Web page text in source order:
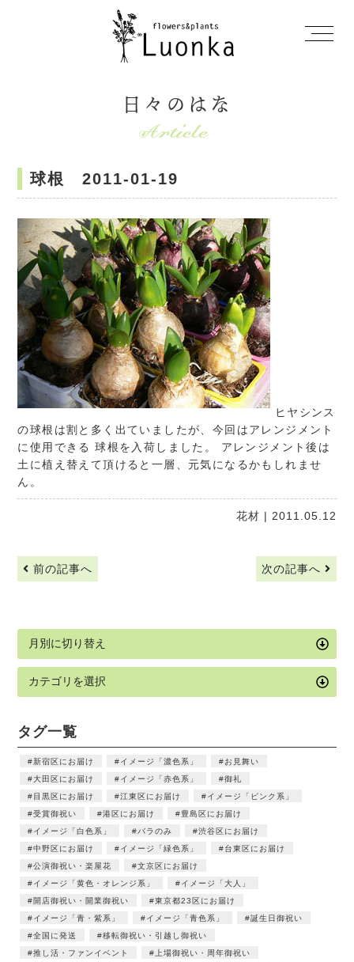
日々のはな
球根 2011-01-19
ヒヤシンス
の球根は割と多く出ていましたが、今回はアレンジメント
に使用できる 球根を入荷しました。 アレンジメント後は
土に植え替えて頂けると一層、元気になるかもしれませ
ん。
花材 | 2011.05.12
前の記事へ 次の記事へ
タグ一覧
新宿区にお届け イメージ「濃色系」
お見舞い
大田区にお届け
イメージ「赤色系」
御礼
目黒区にお届け
江東区にお届け
イメージ「ピンク系」
受賞御祝い
港区にお届け
豊島区にお届け
イメージ「白色系」
バラのみ
渋谷区にお届け
中野区にお届け
イメージ「緑色系」
台東区にお届け
公演御祝い・楽屋花
文京区にお届け
イメージ「黄色・オレンジ系」
イメージ「大人」
開店御祝い・開業御祝い
東京都23区にお届け
イメージ「青・紫系」
イメージ「青色系」
誕生日御祝い
全国に発送
移転御祝い・引越し御祝い
推し活・ファンイベント
上場御祝い・周年御祝い